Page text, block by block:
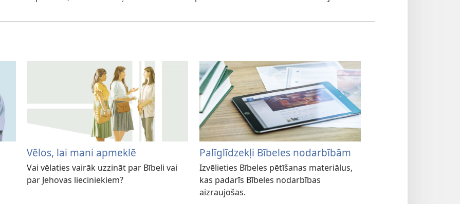
Vēlos, lai mani apmeklē
Vai vēlaties vairāk uzzināt par Bībeli vai
par Jehovas lieciniekiem?
Palīglīdzekļi Bībeles nodarbībām
Izvēlieties Bībeles pētīšanas materiālus,
kas padarīs Bībeles nodarbības
aizraujošas.